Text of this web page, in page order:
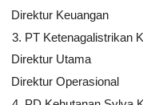
Direktur Keuangan
3. PT Ketenagalistrikan
Direktur Utama
Direktur Operasional